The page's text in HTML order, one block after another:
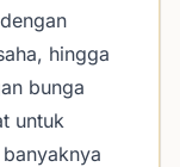
hingga
bunga
untuk